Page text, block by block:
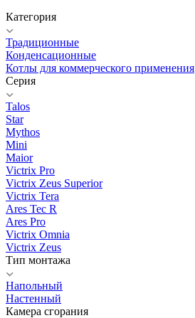
Категория
Традиционные
Конденсационные
Котлы для коммерческого применения
Серия
Talos
Star
Mythos
Mini
Maior
Victrix Pro
Victrix Zeus Superior
Victrix Tera
Ares Tec R
Ares Pro
Victrix Omnia
Victrix Zeus
Тип монтажа
Напольный
Настенный
Камера сгорания